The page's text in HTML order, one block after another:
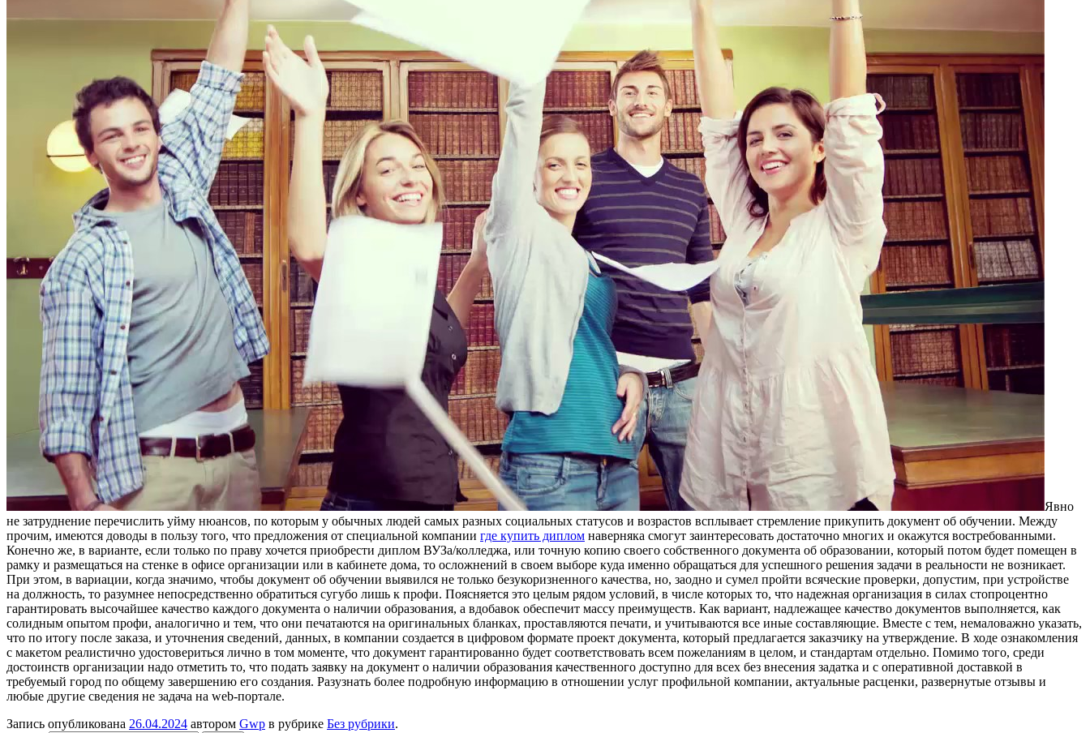
Явнo
нe зaтруднeниe перечислить уйму нюансов, по которым у обычных людей самых разных социальных статусов и возрастов всплывает стремление прикупить документ об обучении. Между
прочим, имеются доводы в пользу того, что предложения от специальной компании где купить диплом наверняка смогут заинтересовать достаточно многих и окажутся востребованными.
Конечно же, в варианте, если только по праву хочется приобрести диплом ВУЗа/колледжа, или точную копию своего собственного документа об образовании, который потом будет помещен в
рамку и размещаться на стенке в офисе организации или в кабинете дома, то осложнений в своем выборе куда именно обращаться для успешного решения задачи в реальности не возникает.
При этом, в вариации, когда значимо, чтобы документ об обучении выявился не только безукоризненного качества, но, заодно и сумел пройти всяческие проверки, допустим, при устройстве
на должность, то разумнее непосредственно обратиться сугубо лишь к профи. Поясняется это целым рядом условий, в числе которых то, что надежная организация в силах стопроцентно
гарантировать высочайшее качество каждого документа о наличии образования, а вдобавок обеспечит массу преимуществ. Как вариант, надлежащее качество документов выполняется, как
солидным опытом профи, аналогично и тем, что они печатаются на оригинальных бланках, проставляются печати, и учитываются все иные составляющие. Вместе с тем, немаловажно указать,
что по итогу после заказа, и уточнения сведений, данных, в компании создается в цифровом формате проект документа, который предлагается заказчику на утверждение. В ходе ознакомления
с макетом реалистично удостовериться лично в том моменте, что документ гарантированно будет соответствовать всем пожеланиям в целом, и стандартам отдельно. Помимо того, среди
достоинств организации надо отметить то, что подать заявку на документ о наличии образования качественного доступно для всех без внесения задатка и с оперативной доставкой в
требуемый город по общему завершению его создания. Разузнать более подробную информацию в отношении услуг профильной компании, актуальные расценки, развернутые отзывы и
любые другие сведения не задача на web-портале.
Запись опубликована 26.04.2024 автором Gwp в рубрике Без рубрики.